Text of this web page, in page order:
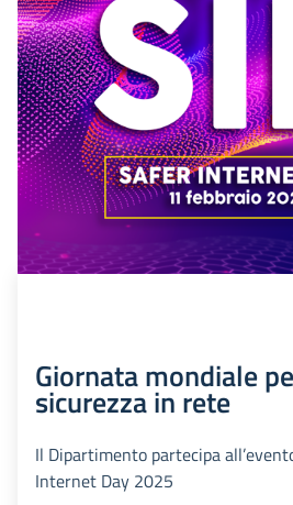
Giornata mondiale
sicurezza in rete
Il Dipartimento partecipa
Internet Day 2025